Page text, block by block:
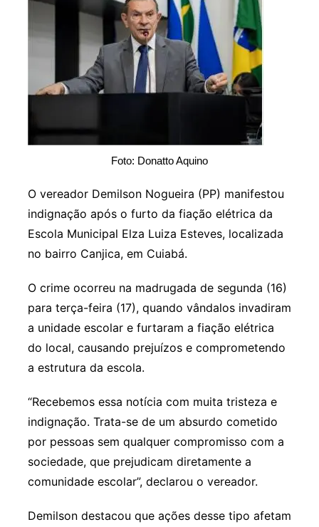
Foto: Donatto Aquino
O vereador Demilson Nogueira (PP) manifestou
indignação após o furto da fiação elétrica da
Escola Municipal Elza Luiza Esteves, localizada
no bairro Canjica, em Cuiabá.
O crime ocorreu na madrugada de segunda (16)
para terça-feira (17), quando vândalos invadiram
a unidade escolar e furtaram a fiação elétrica
do local, causando prejuízos e comprometendo
a estrutura da escola.
“Recebemos essa notícia com muita tristeza e
indignação. Trata-se de um absurdo cometido
por pessoas sem qualquer compromisso com a
sociedade, que prejudicam diretamente a
comunidade escolar”, declarou o vereador.
Demilson destacou que ações desse tipo afetam